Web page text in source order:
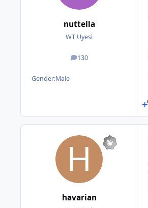
nuttella
WT Uyesi
130
posts
Gender:Male
havarian